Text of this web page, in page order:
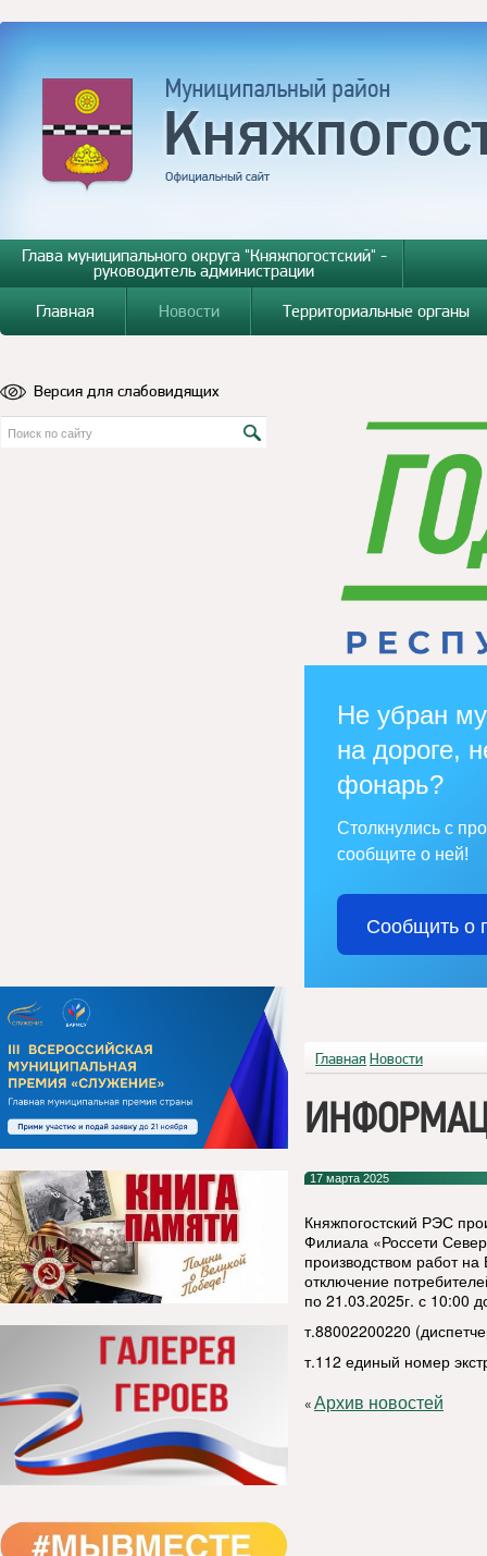
Глава муниципального округа "Княжпогостский" -
руководитель администрации
Главная
Новости Территориальные органы
Версия для слабовидящих
Не убран
на дороге,
фонарь?
Столкнулись с
сообщите о ней!
Сообщить о
Главная Новости
17 марта 2025
Княжпогостский РЭС
Филиала «Россети
производством работ
отключение
по 21.03.2025г. с 10:00
т.88002200220
т.112 единый номер
«Архив новостей